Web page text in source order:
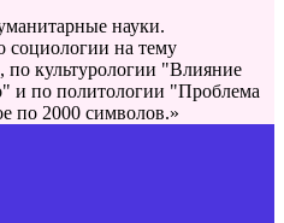
науки.
социологии на тему
по культурологии "Влияние
и по политологии "Проблема
по 2000 символов.»